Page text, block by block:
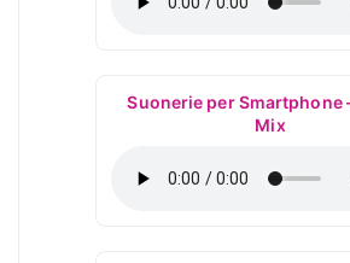
Suonerie per Smartphone
Mix